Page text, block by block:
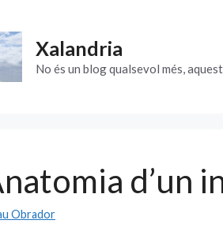
Xalandria
No és un blog qualsevol més,
d’un
Obrador